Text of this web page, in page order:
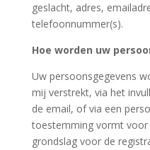
geslacht, adres,
telefoonnummer(s).
Hoe worden uw
Uw persoonsgegevens
mij verstrekt, via het
de email, of via een
toestemming vormt
grondslag voor de